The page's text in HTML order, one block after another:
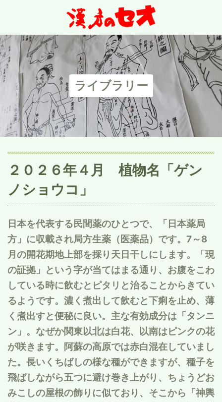
ライブラリー
２０２６年４月 植物名「ゲン
ノショウコ」
日本を代表する民間薬のひとつで、「日本薬局
方」に収載され局方生薬（医薬品）です。7～8
月の開花期地上部を採り天日干しにします。「現
の証拠」という字が当てはまる通り、お腹をこわ
している時に飲むとピタリと治ることからきてい
るようです。濃く煮出して飲むと下痢を止め、薄
く煮出すと便秘に良い。主な有効成分は「タンニ
ン」。なぜか関東以北は白花、以南はピンクの花
が咲きます。阿蘇の高原では赤白混在していまし
た。長いくちばしの様な種ができますが、種子を
飛ばしながら五つに避け巻き上がり、ちょうどお
みこしの屋根の飾りに似ており、そこから「神輿